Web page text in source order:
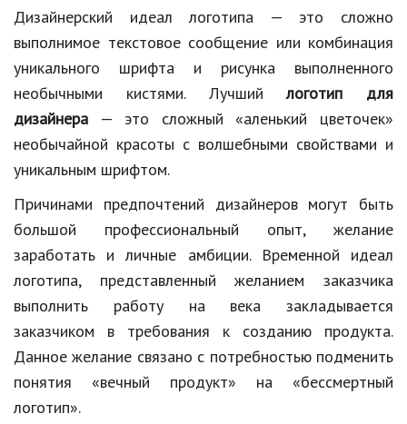
Путешествия
Строительство
Культура и общество
Мода и стиль
Бизнес
Хобби и развлечения
Финансы
Юриспруденция
Природа
Образование
Наука и технологии
Дизайнерский идеал логотипа — это сложно
выполнимое текстовое сообщение или комбинация
уникального шрифта и рисунка выполненного
необычными кистями. Лучшийлоготип для
дизайнера — это сложный «аленький цветочек»
необычайной красоты с волшебными свойствами и
уникальным шрифтом.
Причинами предпочтений дизайнеров могут быть
большой профессиональный опыт, желание
заработать и личные амбиции. Временной идеал
логотипа, представленный желанием заказчика
выполнить работу на века закладывается
заказчиком в требования к созданию продукта.
Данное желание связано с потребностью подменить
понятия «вечный продукт» на «бессмертный
логотип».